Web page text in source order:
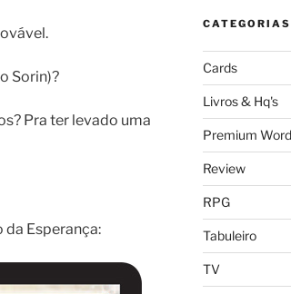
Sorin)?
Pra ter levado uma
da Esperança:
CATEGORIAS
Cards
Livros & Hq's
Premium
Review
RPG
Tabuleiro
TV